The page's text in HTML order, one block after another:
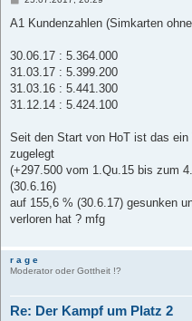
i
a
A1 Kundenzahlen (Simkarten
30.06.17 : 5.364.000
31.03.17 : 5.399.200
31.03.16 : 5.441.300
31.12.14 : 5.424.100
Seit den Start von HoT ist das
zugelegt
(+297.500 vom 1.Qu.15 bis zum
(30.6.16)
auf 155,6 % (30.6.17) gesunken
verloren hat ? mfg
r a g e
Moderator oder Gottheit !?
Re: Der Kampf um Platz 2